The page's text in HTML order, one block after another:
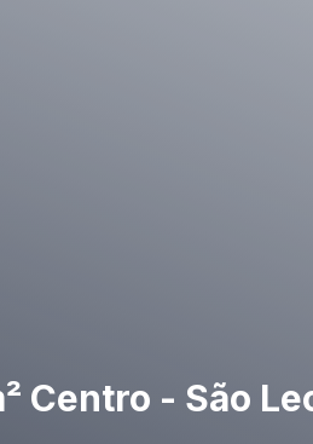
Centro - São